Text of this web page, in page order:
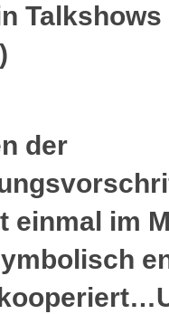
der
einmal im